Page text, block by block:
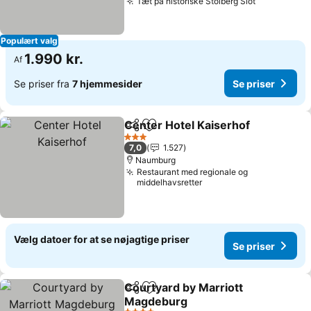
Populært valg
Se priser
Af 1.990 kr.
Se priser fra 7 hjemmesider Se priser
Del Føj til favoritter
Center Hotel Kaiserhof
3 Stjerner
7,0
1.527
Naumburg
Restaurant med regionale og
middelhavsretter
Vælg datoer for at se nøjagtige priser
Se priser
Del Føj til favoritter
Courtyard by Marriott
Magdeburg